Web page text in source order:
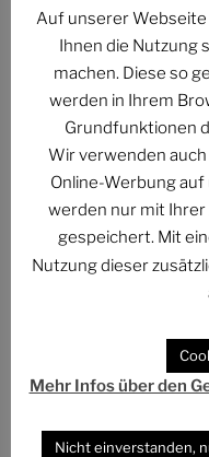
ASTROCOHORS
DAS
und darüber hinaus…
Abmahnung gegen
gegen Interview-
Kulturstaatsministers
The Billion Dollar
Music Video
ARCHIV
Archiv
Auf unserer
Ihnen die Nutzung
machen. Diese so
werden in Ihrem
Grundfunktionen
Wir verwenden
Online-Werbung
werden nur mit
gespeichert. Mit
Nutzung dieser
Mehr Infos über den
Nicht einverstanden,